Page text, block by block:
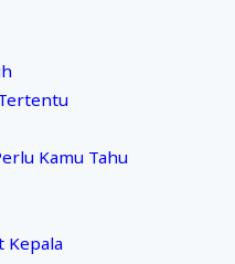
Kamu Tahu
Kepala